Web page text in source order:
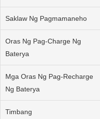
Saklaw Ng Pagmamaneho
Oras Ng Pag-Charge Ng
Baterya
Mga Oras Ng Pag-Recharge
Ng Baterya
Timbang